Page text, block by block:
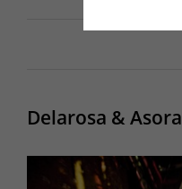
Delarosa & Asora